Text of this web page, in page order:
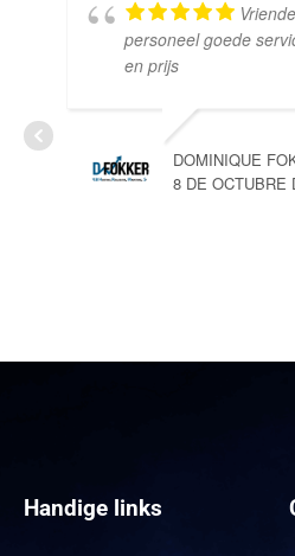
personeel goede
en prijs
DOMINIQUE
8 DE OCTUBRE
Handige links